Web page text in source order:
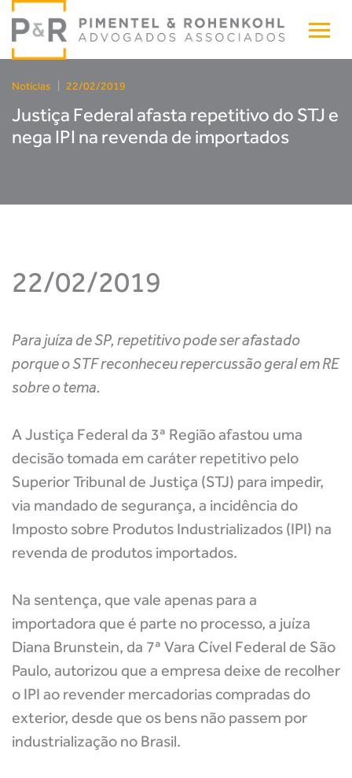
Notícias 22/02/2019
Justiça Federal afasta repetitivo do STJ e
nega IPI na revenda de importados
22/02/2019
Para juíza de SP, repetitivo pode ser afastado
porque o STF reconheceu repercussão geral em RE
sobre o tema.
A Justiça Federal da 3ª Região afastou uma
decisão tomada em caráter repetitivo pelo
Superior Tribunal de Justiça (STJ) para impedir,
via mandado de segurança, a incidência do
Imposto sobre Produtos Industrializados (IPI) na
revenda de produtos importados.
Na sentença, que vale apenas para a
importadora que é parte no processo, a juíza
Diana Brunstein, da 7ª Vara Cível Federal de São
Paulo, autorizou que a empresa deixe de recolher
o IPI ao revender mercadorias compradas do
exterior, desde que os bens não passem por
industrialização no Brasil.